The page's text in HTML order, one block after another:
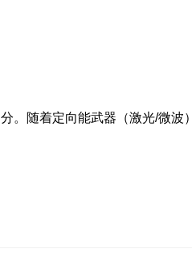
。随着定向能武器（激光/微